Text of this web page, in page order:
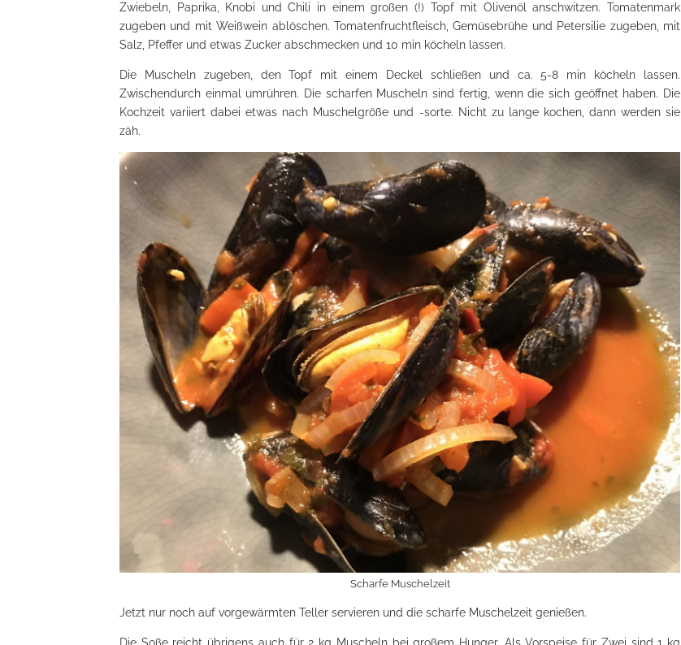
Zwiebeln, Paprika, Knobi und Chili in einem großen (!) Topf mit Olivenöl anschwitzen. Tomatenmark
zugeben und mit Weißwein ablöschen. Tomatenfruchtfleisch, Gemüsebrühe und Petersilie zugeben, mit
Salz, Pfeffer und etwas Zucker abschmecken und 10 min köcheln lassen.
Die Muscheln zugeben, den Topf mit einem Deckel schließen und ca. 5-8 min köcheln lassen.
Zwischendurch einmal umrühren. Die scharfen Muscheln sind fertig, wenn die sich geöffnet haben. Die
Kochzeit variiert dabei etwas nach Muschelgröße und -sorte. Nicht zu lange kochen, dann werden sie
zäh.
Scharfe Muschelzeit
Jetzt nur noch auf vorgewärmten Teller servieren und die scharfe Muschelzeit genießen.